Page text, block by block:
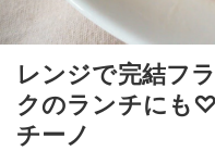
レンジで完結フ
クのランチにも
チーノ